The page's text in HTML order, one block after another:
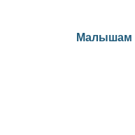
Малышам